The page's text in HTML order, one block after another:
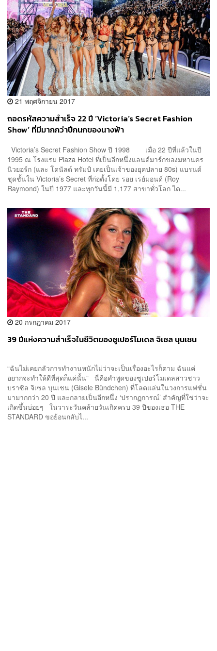
21 พฤศจิกายน 2017
ถอดรหัสความสำเร็จ 22 ปี ‘Victoria’s Secret Fashion
Show’ ที่มีมากกว่าปีกนกของนางฟ้า
Victoria’s Secret Fashion Show ปี 1998 เมื่อ 22 ปีที่แล้วในปี
1995 ณ โรงแรม Plaza Hotel ที่เป็นอีกหนึ่งแลนด์มาร์กของมหานคร
นิวยอร์ก (และ โดนัลด์ ทรัมป์ เคยเป็นเจ้าของยุคปลาย 80s) แบรนด์
ชุดชั้นใน Victoria’s Secret ที่ก่อตั้งโดย รอย เรย์มอนด์ (Roy
Raymond) ในปี 1977 และทุกวันนี้มี 1,177 สาขาทั่วโลก ได...
20 กรกฎาคม 2017
39 ปีแห่งความสำเร็จในชีวิตของซูเปอร์โมเดล จิเซล บุนเชน
“ฉันไม่เคยกลัวการทำงานหนักไม่ว่าจะเป็นเรื่องอะไรก็ตาม ฉันแค่
อยากจะทำให้ดีที่สุดก็แค่นั้น” นี่คือคำพูดของซูเปอร์โมเดลสาวชาว
บราซิล จิเซล บุนเชน (Gisele Bündchen) ที่โลดแล่นในวงการแฟชั่น
มามากกว่า 20 ปี และกลายเป็นอีกหนึ่ง ‘ปรากฏการณ์’ สำคัญที่ใช่ว่าจะ
เกิดขึ้นบ่อยๆ ในวาระวันคล้ายวันเกิดครบ 39 ปีของเธอ THE
STANDARD ขอย้อนกลับไ...